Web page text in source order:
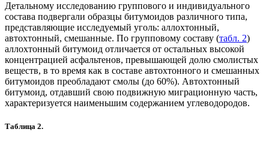
Детальному исследованию группового и индивидуального
состава подвергали образцы битумоидов различного типа,
представляющие исследуемый уголь: аллохтонный,
автохтонный, смешанные. По групповому составу (табл. 2)
аллохтонный битумоид отличается от остальных высокой
концентрацией асфальтенов, превышающей долю смолистых
веществ, в то время как в составе автохтонного и смешанных
битумоидов преобладают смолы (до 60%). Автохтонный
битумоид, отдавший свою подвижную миграционную часть,
характеризуется наименьшим содержанием углеводородов.
Таблица 2.